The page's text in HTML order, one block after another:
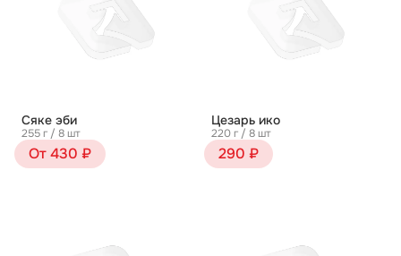
Сяке эби
255 г / 8 шт
От 430 ₽
Цезарь ико
220 г / 8 шт
290 ₽